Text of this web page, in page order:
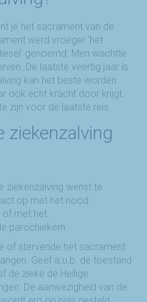
je het sacrament van de
werd vroeger 'het
genoemd. Men wachtte
De laatste veertig jaar is
kan het beste worden
ook echt kracht door krijgt.
zijn voor de laatste reis.
ziekenzalving
ziekenzalving wenst te
op met het nood
of met het
parochiekern.
of stervende het sacrament
Geef a.u.b. de toestand
de zieke de Heilige
De aanwezigheid van de